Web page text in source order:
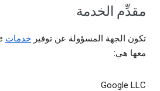
مقدِّم الخدمة
تكون الجهة المسؤولة عن توفير خدمات
معها هي:
Google LLC